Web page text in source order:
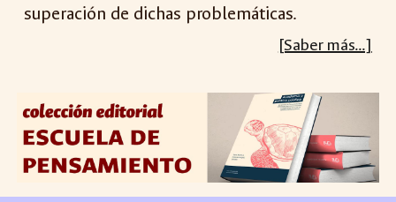
superación de dichas problemáticas.
[Saber más...]